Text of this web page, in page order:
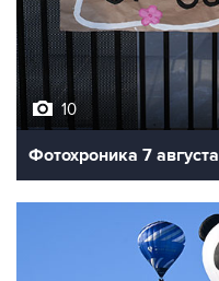
10
Фотохроника 7 августа